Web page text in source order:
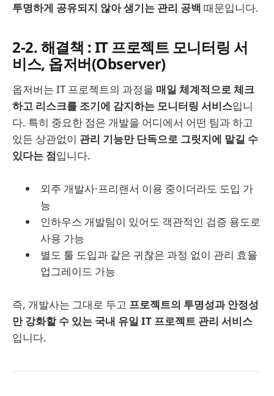
투명하게 공유되지 않아 생기는 관리 공백 때문입니다.
2-2. 해결책 : IT 프로젝트 모니터링 서
비스, 옵저버(Observer)
옵저버는 IT 프로젝트의 과정을 매일 체계적으로 체크
하고 리스크를 조기에 감지하는 모니터링 서비스입니
다. 특히 중요한 점은 개발을 어디에서 어떤 팀과 하고
있든 상관없이 관리 기능만 단독으로 그릿지에 맡길 수
있다는 점입니다.
외주 개발사·프리랜서 이용 중이더라도 도입 가
능
인하우스 개발팀이 있어도 객관적인 검증 용도로
사용 가능
별도 툴 도입과 같은 귀찮은 과정 없이 관리 효율
업그레이드 가능
즉, 개발사는 그대로 두고 프로젝트의 투명성과 안정성
만 강화할 수 있는 국내 유일 IT 프로젝트 관리 서비스
입니다.